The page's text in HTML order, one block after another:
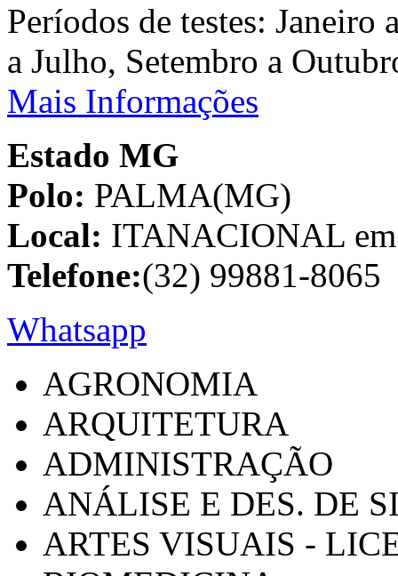
Períodos de testes:
a Julho, Setembro a
Mais Informações
Estado MG
Polo: PALMA(MG)
Local: ITANACIONAL
Telefone:(32) 99881-8065
Whatsapp
AGRONOMIA
ARQUITETURA
ADMINISTRAÇÃO
ANÁLISE E DES. DE
ARTES VISUAIS -